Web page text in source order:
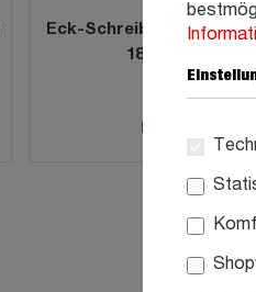
Eck-Schreibtisch Artisan
182 cm -
339,